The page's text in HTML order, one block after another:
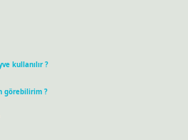
kullanılır ?
görebilirim ?